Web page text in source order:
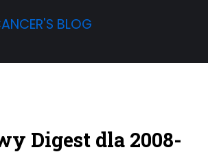
BLOG
Digest dla 2008-